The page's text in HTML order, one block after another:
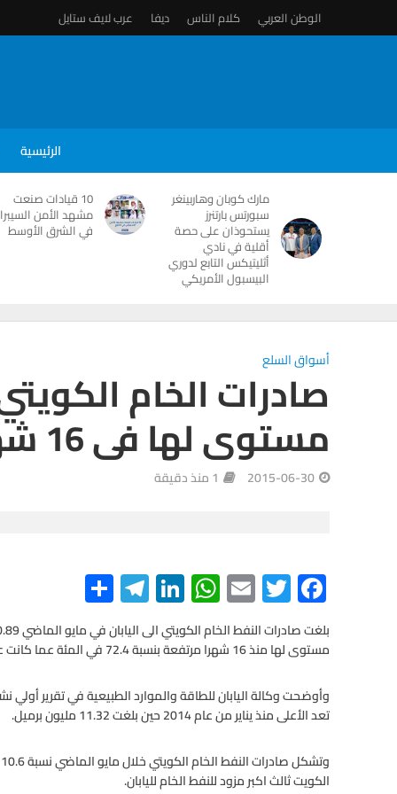
الوطن العربي كلام الناس ديفا عرب لايف ستايل
الرئيسية
مارك كوبان وهاربينغر
سبورتس بارتنرز
يستحوذان على حصة
أقلية في نادي
أثليتيكس التابع لدوري
البيسبول الأمريكي
10 قيادات صنعت
مشهد الأمن
في الشرق الأوسط
أسواق السلع
صادرات الخام
مستوى لها فى 16 شهرا
2015-06-30 1 منذ دقيقة
F
ac
e
b
o
o
k
T
wi
tt
E
m
ail
W
h
at
s
A
p
p
Li
n
ke
dI
n
Te
le
gr
m
S
h
ar
مستوى لها منذ 16 شهرا مرتفعة بنسبة 72.4 في المئة عما كانت عليه في العام الماضي.
وأوضحت وكالة اليابان للطاقة والموارد الطبيعية في تقرير أولي
تعد الأعلى منذ يناير من عام 2014 حين بلغت 11.32 مليون برميل.
الكويت ثالث اكبر مزود للنفط الخام لليابان.